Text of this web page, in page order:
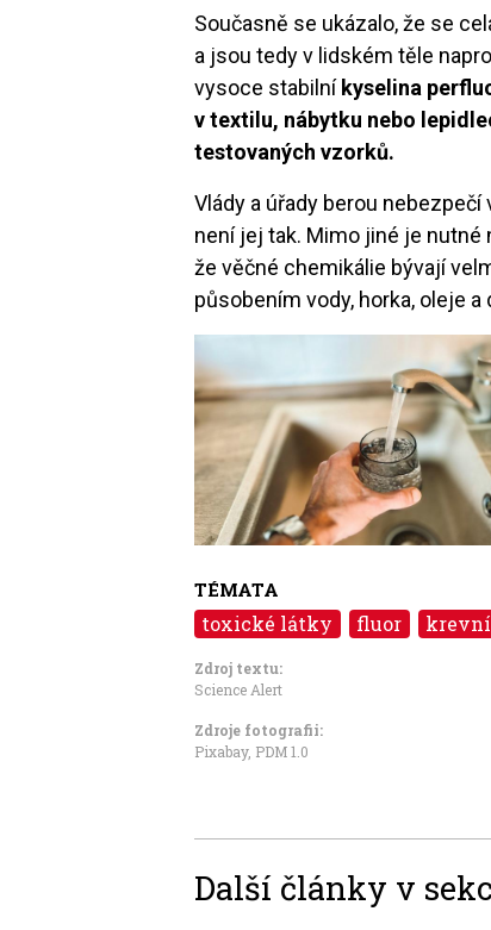
Současně se ukázalo, že se
a jsou tedy v lidském těle
vysoce stabilní kyselina
v textilu, nábytku nebo
testovaných vzorků.
Vlády a úřady berou
není jej tak. Mimo jiné je
že věčné chemikálie bývají
působením vody, horka, oleje
TÉMATA
toxické látky fluor
Zdroj textu:
Science Alert
Zdroje fotografii:
Pixabay, PDM 1.0
Další články v